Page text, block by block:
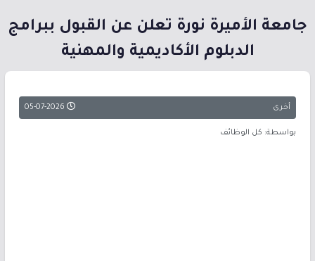
جامعة الأميرة نورة تعلن عن القبول ببرامج
الدبلوم الأكاديمية والمهنية
أخرى 05-07-2026
بواسطة: كل الوظائف